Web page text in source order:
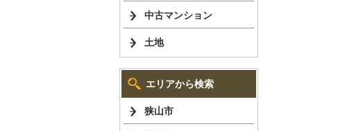
中古マンション
土地
エリアから検索
狭山市